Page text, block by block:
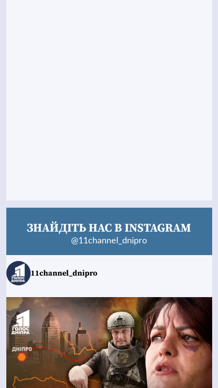
ЗНАЙДІТЬ НАС В INSTAGRAM
@11channel_dnipro
11channel_dnipro